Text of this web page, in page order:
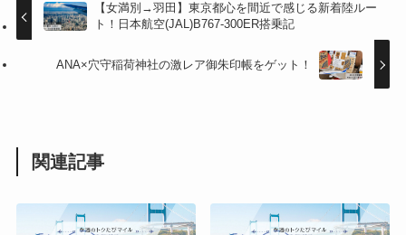
【女満別→羽田】東京都心を間近で感じる新着陸ルー
ト！日本航空(JAL)B767-300ER搭乗記
ANA×穴守稲荷神社の激レア御朱印帳をゲット！
関連記事